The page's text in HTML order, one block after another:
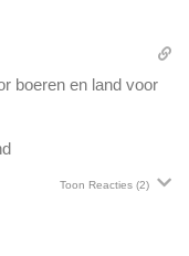
boeren en land voor
Toon Reacties (2)